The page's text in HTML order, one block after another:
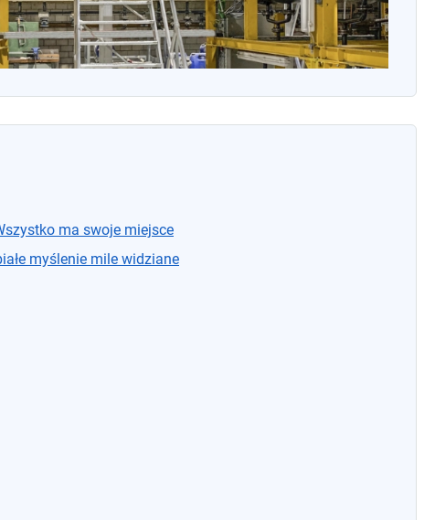
ma swoje miejsce
myślenie mile widziane